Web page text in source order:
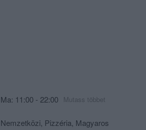
Ma: 11:00 - 22:00 Mutass többet
Nemzetközi, Pizzéria, Magyaros